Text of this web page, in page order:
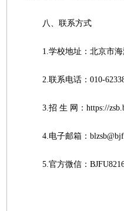
八、联系方式
1.学校地址：北京市海
2.联系电话：010-
3.招 生 网：https://
4.电子邮箱：
5.官方微信：
北京林业